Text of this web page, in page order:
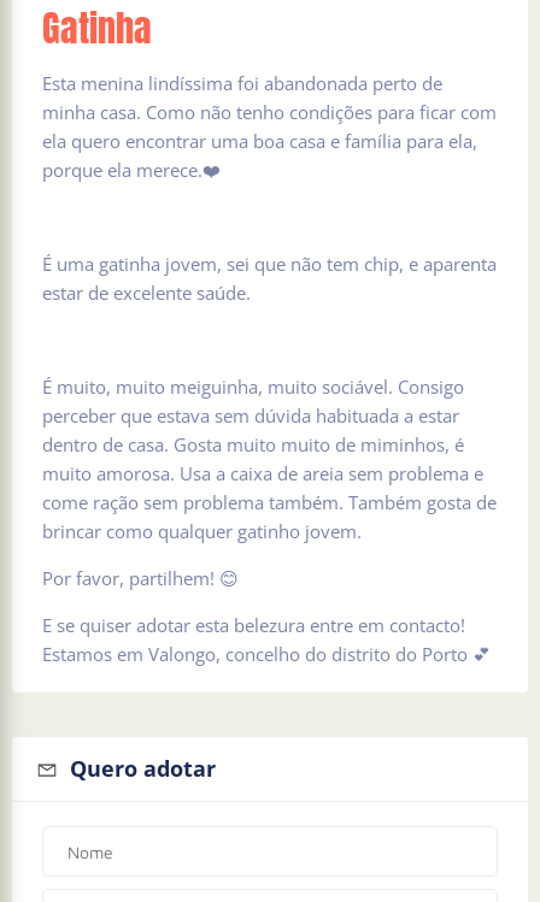
Gatinha
Esta menina lindíssima foi abandonada perto de
minha casa. Como não tenho condições para ficar com
ela quero encontrar uma boa casa e família para ela,
porque ela merece.❤️
É uma gatinha jovem, sei que não tem chip, e aparenta
estar de excelente saúde.
É muito, muito meiguinha, muito sociável. Consigo
perceber que estava sem dúvida habituada a estar
dentro de casa. Gosta muito muito de miminhos, é
muito amorosa. Usa a caixa de areia sem problema e
come ração sem problema também. Também gosta de
brincar como qualquer gatinho jovem.
Por favor, partilhem! 😊
E se quiser adotar esta belezura entre em contacto!
Estamos em Valongo, concelho do distrito do Porto 💕
Quero adotar